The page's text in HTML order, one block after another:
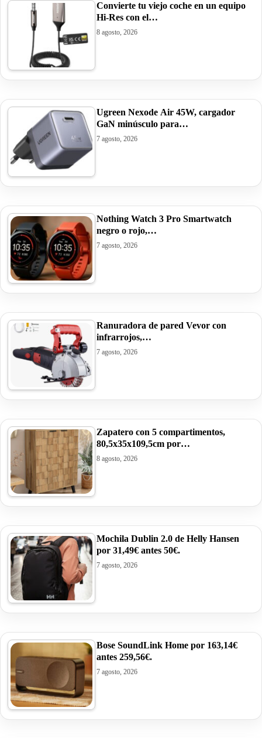
Convierte tu viejo coche en un equipo
Hi-Res con el…
8 agosto, 2026
Ugreen Nexode Air 45W, cargador
GaN minúsculo para…
7 agosto, 2026
Nothing Watch 3 Pro Smartwatch
negro o rojo,…
7 agosto, 2026
Ranuradora de pared Vevor con
infrarrojos,…
7 agosto, 2026
Zapatero con 5 compartimentos,
80,5x35x109,5cm por…
8 agosto, 2026
Mochila Dublin 2.0 de Helly Hansen
por 31,49€ antes 50€.
7 agosto, 2026
Bose SoundLink Home por 163,14€
antes 259,56€.
7 agosto, 2026